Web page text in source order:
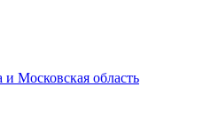
Московская область